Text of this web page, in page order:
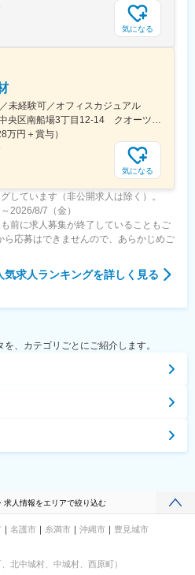
気になる
未経験可／オフィスカジュアル
■大阪支店 大阪府大阪市中央区南船場3丁目12-14 クオーツ心斎橋12階【アクセス】・御堂筋線「心斎橋」駅直結＼今春、クオーツ心斎橋へ移転／心斎橋の新たなランドマーク「クオーツ心斎橋」心斎橋駅直結の最先端複合施設です！大阪の大動脈「御堂筋」に面した一等地に位置するため、ランチやショッピングを楽しめます♪
万円＋賞与）
気になる
しています（非公開求人は除く）。
2026/8/7（金）
前に求人募集が終了していることもご
ら応募はできませんので、あらかじめご
気求人ランキングを詳しく見る
、カテゴリごとにご紹介します。
求人情報をエリアで絞り込む
名護市 糸満市 沖縄市
豊見城市
北中城村、中城村、西原町）